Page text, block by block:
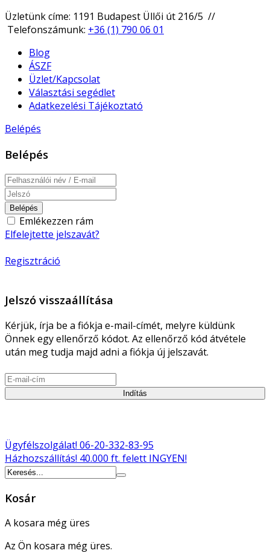
Üzletünk címe: 1191 Budapest Üllői út 216/5 //
Telefonszámunk: +36 (1) 790 06 01
Blog
ÁSZF
Üzlet/Kapcsolat
Választási segédlet
Adatkezelési Tájékoztató
Belépés
Belépés
Belépés
Emlékezzen rám
Elfelejtette jelszavát?
Regisztráció
Jelszó visszaállítása
Kérjük, írja be a fiókja e-mail-címét, melyre küldünk
Önnek egy ellenőrző kódot. Az ellenőrző kód átvétele
után meg tudja majd adni a fiókja új jelszavát.
Indítás
Ügyfélszolgálat! 06-20-332-83-95
Házhozszállítás! 40.000 ft. felett INGYEN!
Kosár
A kosara még üres
Az Ön kosara még üres.